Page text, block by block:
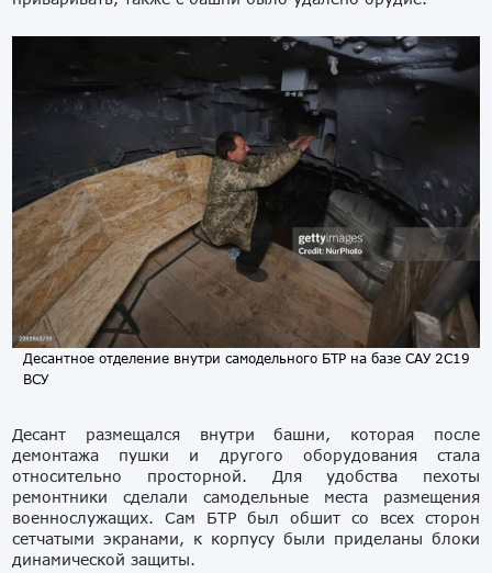
Десантное отделение внутри самодельного БТР на базе САУ 2С19
ВСУ
Десант размещался внутри башни, которая после
демонтажа пушки и другого оборудования стала
относительно просторной. Для удобства пехоты
ремонтники сделали самодельные места размещения
военнослужащих. Сам БТР был обшит со всех сторон
сетчатыми экранами, к корпусу были приделаны блоки
динамической защиты.